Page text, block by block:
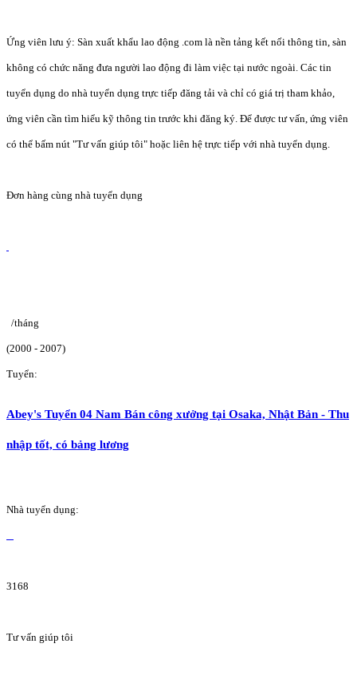
Ứng viên lưu ý: Sàn xuất khẩu lao động .com là nền tảng kết nối thông tin, sàn
không có chức năng đưa người lao động đi làm việc tại nước ngoài. Các tin
tuyển dụng do nhà tuyển dụng trực tiếp đăng tải và chỉ có giá trị tham khảo,
ứng viên cần tìm hiểu kỹ thông tin trước khi đăng ký. Để được tư vấn, ứng viên
có thể bấm nút "Tư vấn giúp tôi" hoặc liên hệ trực tiếp với nhà tuyển dụng.
Đơn hàng cùng nhà tuyển dụng
/tháng
(2000 - 2007)
Tuyển:
Abey's Tuyển 04 Nam Bán công xưởng tại Osaka, Nhật Bản - Thu
nhập tốt, có bảng lương
Nhà tuyển dụng:
3168
Tư vấn giúp tôi